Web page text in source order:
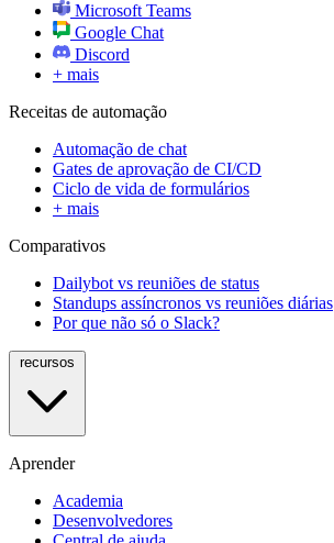
Microsoft Teams
Google Chat
Discord
+ mais
Receitas de automação
Automação de chat
Gates de aprovação de CI/CD
Ciclo de vida de formulários
+ mais
Comparativos
Dailybot vs reuniões de status
Standups assíncronos vs reuniões diárias
Por que não só o Slack?
Aprender
Academia
Desenvolvedores